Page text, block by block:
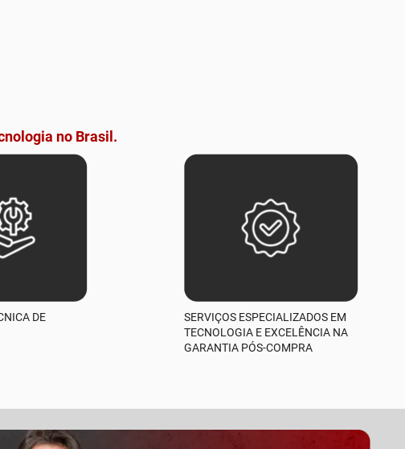
no Brasil.
DE
SERVIÇOS ESPECIALIZADOS EM
TECNOLOGIA E EXCELÊNCIA NA
GARANTIA PÓS-COMPRA